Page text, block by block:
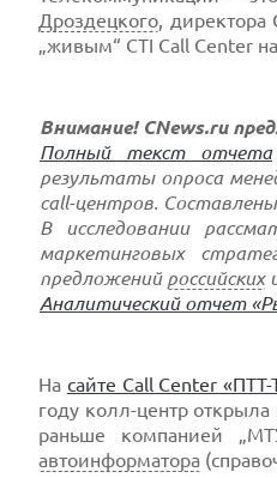
Дроздецкого, директора
„живым“ CTI Call Center
Внимание! CNews.ru
Полный текст отчета
результаты опроса
call-центров.
В исследовании
маркетинговых
предложений российских
Аналитический отчет
На сайте Call Center
году колл-центр
раньше компанией
автоинформатора